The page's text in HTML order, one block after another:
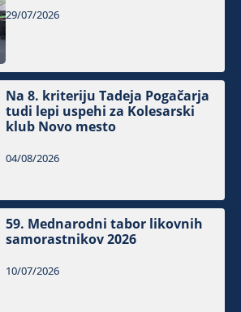
29/07/2026
Na 8. kriteriju Tadeja Pogačarja
tudi lepi uspehi za Kolesarski
klub Novo mesto
04/08/2026
59. Mednarodni tabor likovnih
samorastnikov 2026
10/07/2026